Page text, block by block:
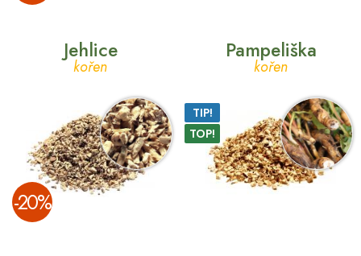
Jehlice
kořen
­-20%
Pampeliška
kořen
TIP!
TOP!